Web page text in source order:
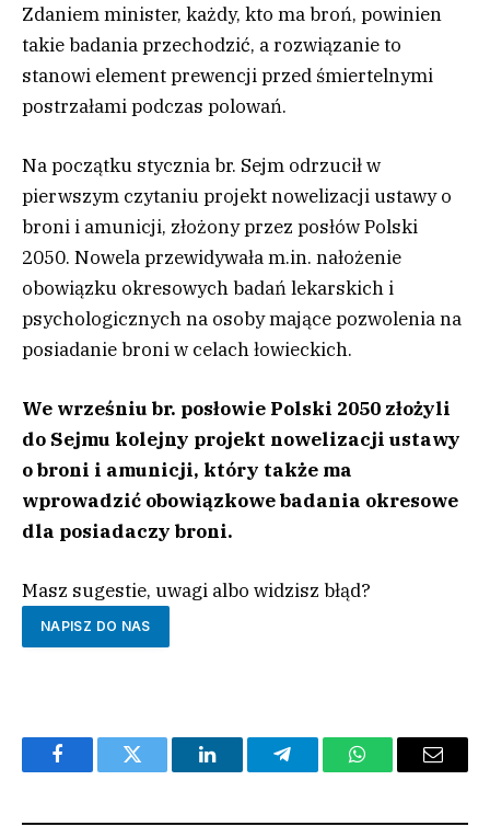
Zdaniem minister, każdy, kto ma broń, powinien
takie badania przechodzić, a rozwiązanie to
stanowi element prewencji przed śmiertelnymi
postrzałami podczas polowań.
Na początku stycznia br. Sejm odrzucił w
pierwszym czytaniu projekt nowelizacji ustawy o
broni i amunicji, złożony przez posłów Polski
2050. Nowela przewidywała m.in. nałożenie
obowiązku okresowych badań lekarskich i
psychologicznych na osoby mające pozwolenia na
posiadanie broni w celach łowieckich.
We wrześniu br. posłowie Polski 2050 złożyli
do Sejmu kolejny projekt nowelizacji ustawy
o broni i amunicji, który także ma
wprowadzić obowiązkowe badania okresowe
dla posiadaczy broni.
Masz sugestie, uwagi albo widzisz błąd?
NAPISZ DO NAS
FacebookTwitter LinkedInTelegramWhatsAppEmail